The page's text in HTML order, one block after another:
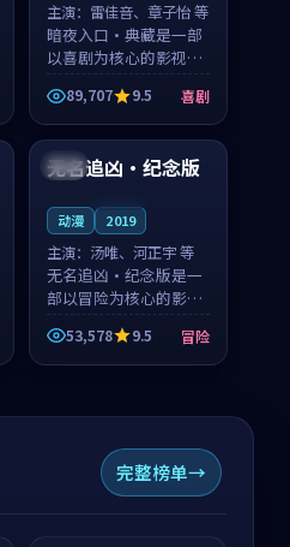
主演： 雷佳音、章子怡 等
暗夜入口·典藏是一部
以喜剧为核心的影视作
品，围绕危机、反转与
人物成长展开，整体节
奏紧凑，值得推荐观
看。
89,707 9.5 喜剧
法国
无名追凶·纪念版
动漫 2019
主演： 汤唯、河正宇 等
无名追凶·纪念版是一
部以冒险为核心的影视
作品，围绕危机、反转
与人物成长展开，整体
节奏紧凑，值得推荐观
53,578 9.5 冒险
完整榜单
99:18